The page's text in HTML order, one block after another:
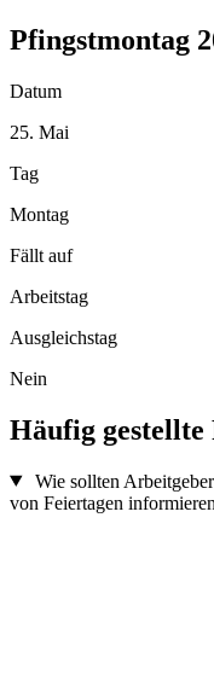
Pfingstmontag
Datum
25. Mai
Tag
Montag
Fällt auf
Arbeitstag
Ausgleichstag
Nein
Häufig gestellte
Wie sollten
von Feiertagen